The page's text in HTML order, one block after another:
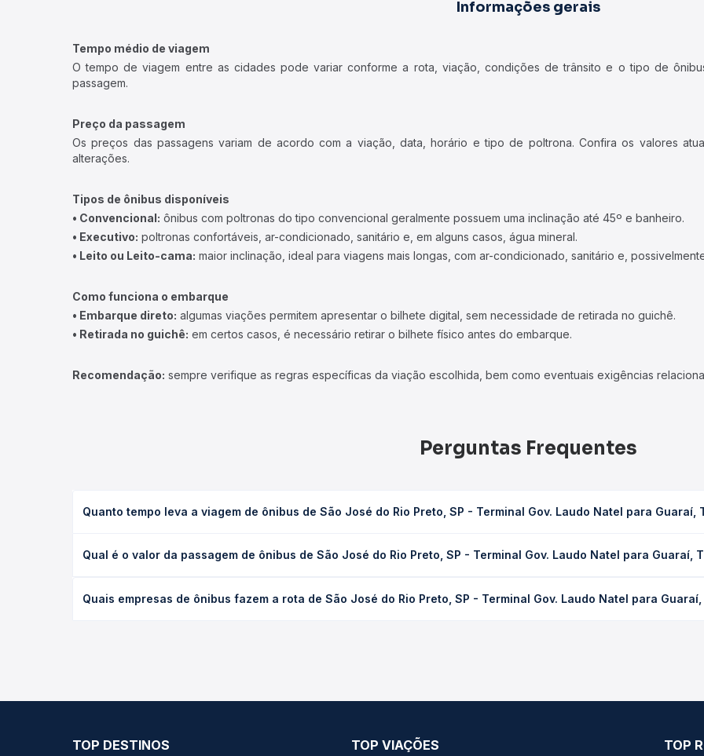
Informações gerais
Tempo médio de viagem
O tempo de viagem entre as cidades pode variar conforme a rota, viação, condições de trânsito e o tipo de
passagem.
Preço da passagem
Os preços das passagens variam de acordo com a viação, data, horário e tipo de poltrona. Confira os valores
alterações.
Tipos de ônibus disponíveis
• Convencional: ônibus com poltronas do tipo convencional geralmente possuem uma inclinação até 45º e banheiro.
• Executivo: poltronas confortáveis, ar-condicionado, sanitário e, em alguns casos, água mineral.
• Leito ou Leito-cama: maior inclinação, ideal para viagens mais longas, com ar-condicionado, sanitário e,
Como funciona o embarque
• Embarque direto: algumas viações permitem apresentar o bilhete digital, sem necessidade de retirada no guichê.
• Retirada no guichê: em certos casos, é necessário retirar o bilhete físico antes do embarque.
Recomendação: sempre verifique as regras específicas da viação escolhida, bem como eventuais exigências
Perguntas Frequentes
Quanto tempo leva a viagem de ônibus de São José do Rio Preto, SP - Terminal Gov. Laudo Natel para Guaraí,
serviço (convencional, executivo ou leito) e as condições de tráfego. Na Quero Passagem você consulta os horários
Qual é o valor da passagem de ônibus de São José do Rio Preto, SP - Terminal Gov. Laudo Natel para Guaraí,
viagem, a empresa, o tipo de poltrona e a antecedência da compra. Na Quero Passagem você compara os preços
Quais empresas de ônibus fazem a rota de São José do Rio Preto, SP - Terminal Gov. Laudo Natel para Guaraí,
TOP DESTINOS TOP VIAÇÕES TOP